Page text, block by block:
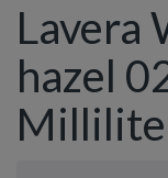
Lavera
hazel